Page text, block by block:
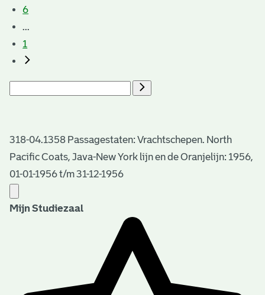
6
...
1
318-04.1358 Passagestaten: Vrachtschepen. North
Pacific Coats, Java-New York lijn en de Oranjelijn: 1956,
01-01-1956 t/m 31-12-1956
Mijn Studiezaal